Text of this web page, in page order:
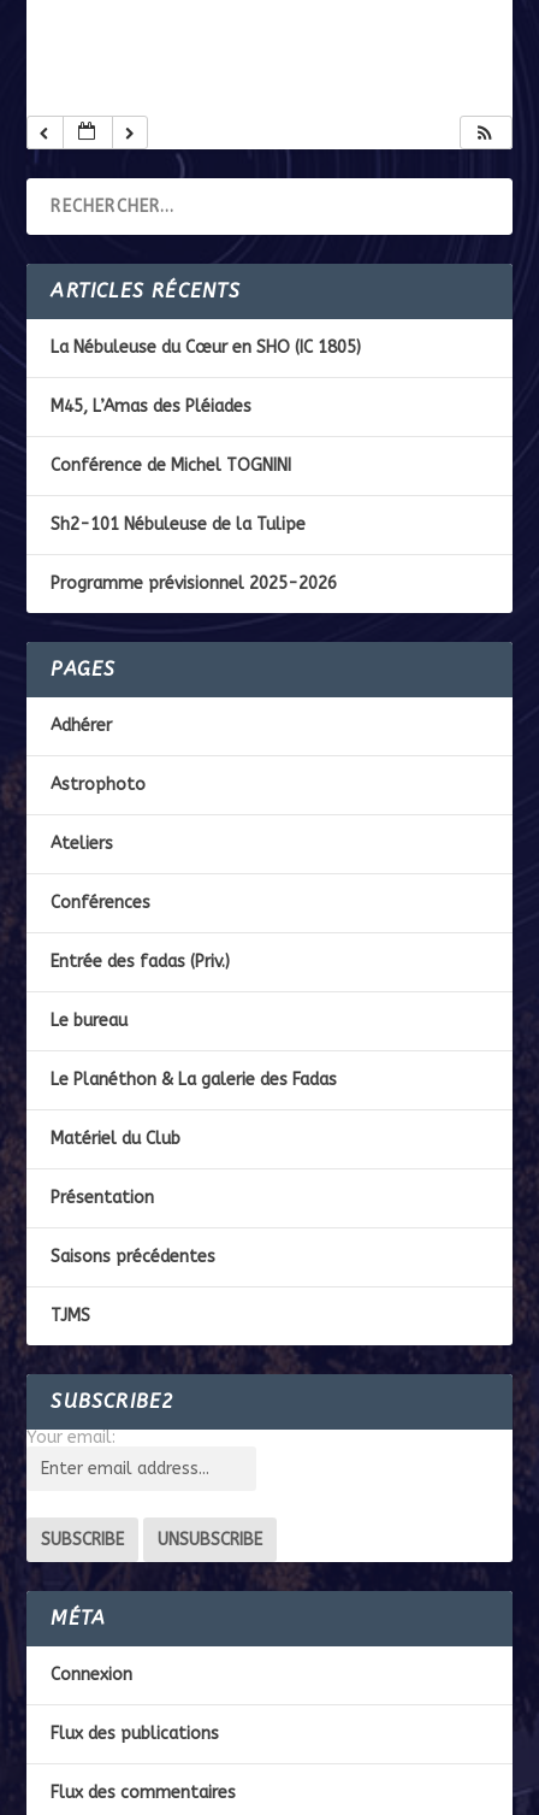
ARTICLES RÉCENTS
La Nébuleuse du Cœur en SHO (IC 1805)
M45, L’Amas des Pléiades
Conférence de Michel TOGNINI
Sh2-101 Nébuleuse de la Tulipe
Programme prévisionnel 2025-2026
PAGES
Adhérer
Astrophoto
Ateliers
Conférences
Entrée des fadas (Priv.)
Le bureau
Le Planéthon & La galerie des Fadas
Matériel du Club
Présentation
Saisons précédentes
TJMS
SUBSCRIBE2
Your email:
MÉTA
Connexion
Flux des publications
Flux des commentaires